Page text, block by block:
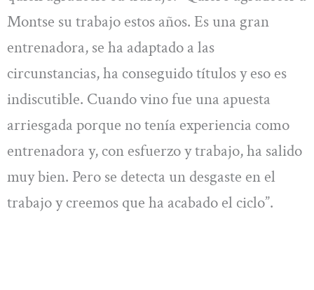
Montse su trabajo estos años. Es una gran
entrenadora, se ha adaptado a las
circunstancias, ha conseguido títulos y eso es
indiscutible. Cuando vino fue una apuesta
arriesgada porque no tenía experiencia como
entrenadora y, con esfuerzo y trabajo, ha salido
muy bien. Pero se detecta un desgaste en el
trabajo y creemos que ha acabado el ciclo”.